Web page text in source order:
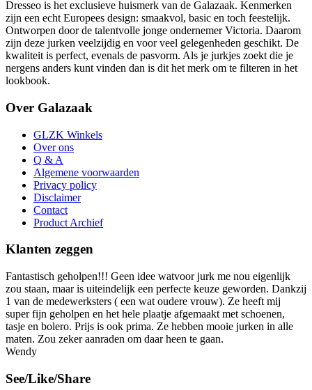
Dresseo is het exclusieve huismerk van de Galazaak. Kenmerken
zijn een echt Europees design: smaakvol, basic en toch feestelijk.
Ontworpen door de talentvolle jonge ondernemer Victoria. Daarom
zijn deze jurken veelzijdig en voor veel gelegenheden geschikt. De
kwaliteit is perfect, evenals de pasvorm. Als je jurkjes zoekt die je
nergens anders kunt vinden dan is dit het merk om te filteren in het
lookbook.
Over Galazaak
GLZK Winkels
Over ons
Q & A
Algemene voorwaarden
Privacy policy
Disclaimer
Contact
Product Archief
Klanten zeggen
Fantastisch geholpen!!! Geen idee watvoor jurk me nou eigenlijk
zou staan, maar is uiteindelijk een perfecte keuze geworden. Dankzij
1 van de medewerksters ( een wat oudere vrouw). Ze heeft mij
super fijn geholpen en het hele plaatje afgemaakt met schoenen,
tasje en bolero. Prijs is ook prima. Ze hebben mooie jurken in alle
maten. Zou zeker aanraden om daar heen te gaan.
Wendy
See/Like/Share